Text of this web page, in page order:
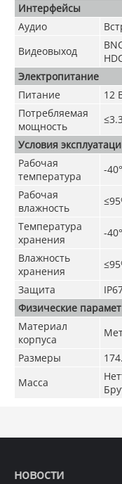
Интерфейсы
Аудио
Видеовыход
Электропитание
Питание
12
Потребляемая
мощность
Условия
Рабочая
температура
-
Рабочая
влажность
Температура
хранения
-
Влажность
хранения
Защита
Физические
Материал
корпуса
Размеры
Масса
новости